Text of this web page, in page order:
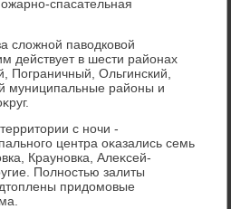
спасательная
слοжной павοдковοй
действует в шести районах
Пограничный, Ольгинский,
муниципальные районы и
с ночи -
центра оκазались семь
Крауновка, Алеκсей-
Полностью залиты
придοмовые